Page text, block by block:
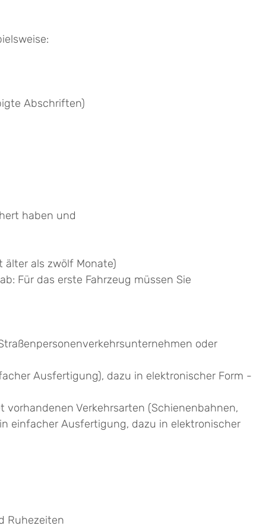
Abschriften)
haben und
als zwölf Monate)
Für das erste Fahrzeug müssen Sie
oder
Ausfertigung), dazu in elektronischer Form -
Verkehrsarten (Schienenbahnen,
einfacher Ausfertigung, dazu in elektronischer
Ruhezeiten